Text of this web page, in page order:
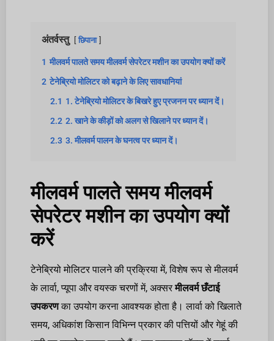
अंतर्वस्तु छिपाना
1 मीलवर्म पालते समय मीलवर्म सेपरेटर मशीन का उपयोग क्यों करें
2 टेनेब्रियो मोलिटर को बढ़ाने के लिए सावधानियां
2.1 1. टेनेब्रियो मोलिटर के बिखरे हुए प्रजनन पर ध्यान दें।
2.2 2. खाने के कीड़ों को अलग से खिलाने पर ध्यान दें।
2.3 3. मीलवर्म पालन के घनत्व पर ध्यान दें।
मीलवर्म पालते समय मीलवर्म
सेपरेटर मशीन का उपयोग क्यों
करें
टेनेब्रियो मोलिटर पालने की प्रक्रिया में, विशेष रूप से मीलवर्म
के लार्वा, प्यूपा और वयस्क चरणों में, अक्सरमीलवर्म छँटाई
उपकरणका उपयोग करना आवश्यक होता है। लार्वा को खिलाते
समय, अधिकांश किसान विभिन्न प्रकार की पत्तियों और गेहूं की